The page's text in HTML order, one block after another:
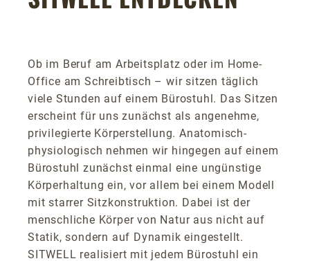
Ob im Beruf am Arbeitsplatz oder im Home-
Office am Schreibtisch – wir sitzen täglich
viele Stunden auf einem Bürostuhl. Das Sitzen
erscheint für uns zunächst als angenehme,
privilegierte Körperstellung. Anatomisch-
physiologisch nehmen wir hingegen auf einem
Bürostuhl zunächst einmal eine ungünstige
Körperhaltung ein, vor allem bei einem Modell
mit starrer Sitzkonstruktion. Dabei ist der
menschliche Körper von Natur aus nicht auf
Statik, sondern auf Dynamik eingestellt.
SITWELL realisiert mit jedem Bürostuhl ein